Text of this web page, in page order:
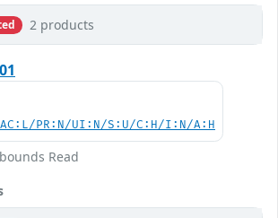
2 products
PR:N/UI:N/S:U/C:H/I:N/A:H
Read